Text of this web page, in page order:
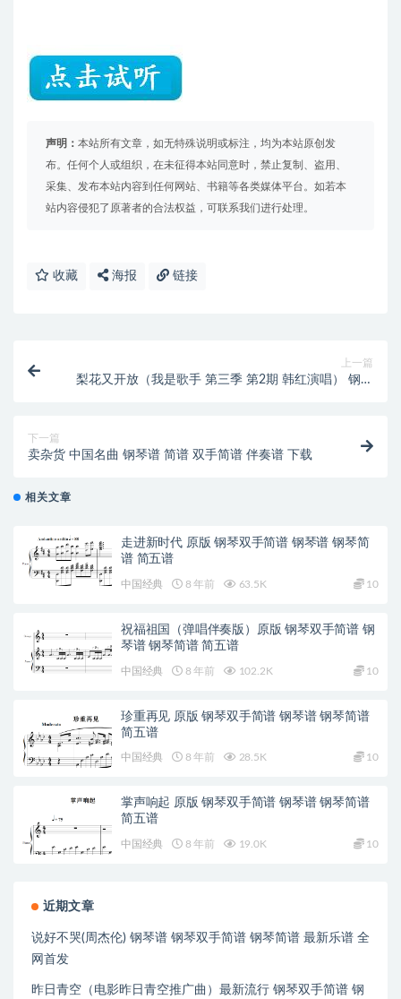
声明： 本站所有文章，如无特殊说明或标注，均为本站原创发
布。任何个人或组织，在未征得本站同意时，禁止复制、盗用、
采集、发布本站内容到任何网站、书籍等各类媒体平台。如若本
站内容侵犯了原著者的合法权益，可联系我们进行处理。
收藏 海报 链接
上一篇
梨花又开放（我是歌手 第三季 第2期 韩红演唱） 钢琴
下一篇
卖杂货 中国名曲 钢琴谱 简谱 双手简谱 伴奏谱 下载
相关文章
走进新时代 原版 钢琴双手简谱 钢琴谱 钢琴简
谱 简五谱
中国经典 8 年前 63.5K 10
祝福祖国（弹唱伴奏版）原版 钢琴双手简谱 钢
琴谱 钢琴简谱 简五谱
中国经典 8 年前 102.2K 10
珍重再见 原版 钢琴双手简谱 钢琴谱 钢琴简谱
简五谱
中国经典 8 年前 28.5K 10
掌声响起 原版 钢琴双手简谱 钢琴谱 钢琴简谱
简五谱
中国经典 8 年前 19.0K 10
近期文章
说好不哭(周杰伦) 钢琴谱 钢琴双手简谱 钢琴简谱 最新乐谱 全
网首发
昨日青空（电影昨日青空推广曲）最新流行 钢琴双手简谱 钢